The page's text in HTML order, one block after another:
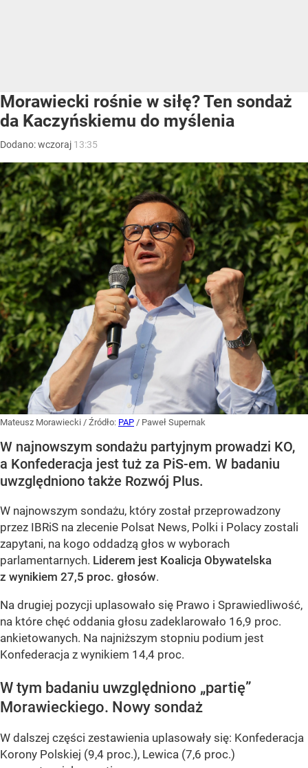
Morawiecki rośnie w siłę? Ten sondaż
da Kaczyńskiemu do myślenia
Dodano:wczoraj 13:35
Mateusz Morawiecki / Źródło: PAP / Paweł Supernak
W najnowszym sondażu partyjnym prowadzi KO,
a Konfederacja jest tuż za PiS-em. W badaniu
uwzględniono także Rozwój Plus.
W najnowszym sondażu, który został przeprowadzony
przez IBRiS na zlecenie Polsat News, Polki i Polacy zostali
zapytani, na kogo oddadzą głos w wyborach
parlamentarnych. Liderem jest Koalicja Obywatelska
z wynikiem 27,5 proc. głosów.
Na drugiej pozycji uplasowało się Prawo i Sprawiedliwość,
na które chęć oddania głosu zadeklarowało 16,9 proc.
ankietowanych. Na najniższym stopniu podium jest
Konfederacja z wynikiem 14,4 proc.
W tym badaniu uwzględniono „partię”
Morawieckiego. Nowy sondaż
W dalszej części zestawienia uplasowały się: Konfederacja
Korony Polskiej (9,4 proc.), Lewica (7,6 proc.)